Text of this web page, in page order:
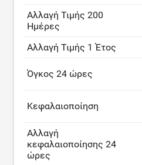
Αλλαγή Τιμής 200
Ημέρες
Αλλαγή Τιμής 1 Έτος
Όγκος 24 ώρες
Κεφαλαιοποίηση
Αλλαγή
κεφαλαιοποίησης 24
ώρες